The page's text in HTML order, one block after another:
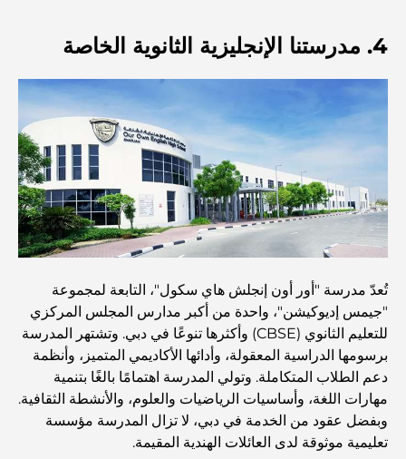
كيفية الحصول على قرض عقاري في دبي: الدليل الشامل
مخطط تلال الغاف الرئيسي: معيار جديد للحياة المتكاملة في
دبي
منازل متوافقة مع مبادئ فاستو: دليل عملي لتحقيق التوازن
أفضل شركات تنسيق الحدائق في دبي: تحويل المساحات
الخارجية
أفضل شركات نقل الأثاث في دبي: دليل شامل
نخلة جبل علي مقابل نخلة جميرا: مقارنة واضحة لمشتري
4. مدرستنا الإنجليزية الثانوية الخاصة
تُعدّ مدرسة "أور أون إنجلش هاي سكول"، التابعة لمجموعة
"جيمس إديوكيشن"، واحدة من أكبر مدارس المجلس المركزي
للتعليم الثانوي (CBSE) وأكثرها تنوعًا في دبي. وتشتهر المدرسة
برسومها الدراسية المعقولة، وأدائها الأكاديمي المتميز، وأنظمة
دعم الطلاب المتكاملة. وتولي المدرسة اهتمامًا بالغًا بتنمية
مهارات اللغة، وأساسيات الرياضيات والعلوم، والأنشطة الثقافية.
وبفضل عقود من الخدمة في دبي، لا تزال المدرسة مؤسسة
تعليمية موثوقة لدى العائلات الهندية المقيمة.